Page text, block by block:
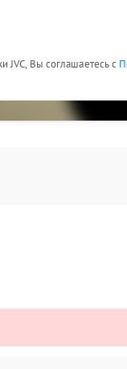
JVC, Вы соглашаетесь с